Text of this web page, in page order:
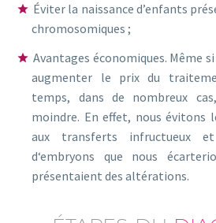
Éviter la naissance d’enfants
chromosomiques ;
Avantages économiques. Même
augmenter le prix du
temps, dans de nombreux
moindre. En effet, nous évitons
aux transferts infructueux
d‘embryons que nous
présentaient des altérations.